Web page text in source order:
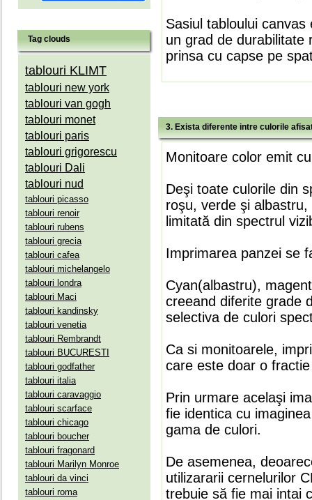
Tag clouds
tablouri KLIMT
tablouri new york
tablouri van gogh
tablouri monet
tablouri paris
tablouri grigorescu
tablouri Dali
tablouri nud
tablouri picasso
tablouri renoir
tablouri rubens
tablouri grecia
tablouri cafea
tablouri michelangelo
tablouri londra
tablouri Maci
tablouri kandinsky
tablouri venetia
tablouri Rembrandt
tablouri BUCURESTI
tablouri godfather
tablouri italia
tablouri caravaggio
tablouri scarface
tablouri chicago
tablouri boucher
tablouri fragonard
tablouri Marilyn Monroe
tablouri da vinci
tablouri roma
Sasiul tabloului
un grad de durabilitate
prinsa cu capse pe
3. Exista diferente intre culorile
Monitoare color emit
Deşi toate culorile din
roşu, verde şi
limitată din spectrul
Imprimarea panzei se
Cyan(albastru),
creeand diferite grade
selectiva de culori
Ca si monitoarele,
care este doar o
Prin urmare acelaşi
fie identica cu
gama de culori.
De asemenea,
utilizararii cernelurilor
trebuie să fie mai intai